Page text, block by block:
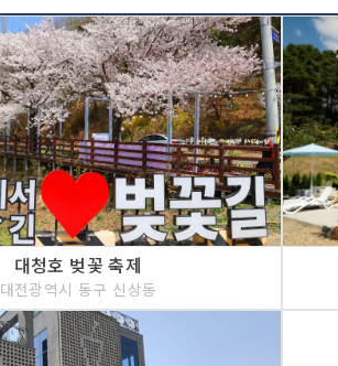
대청호 벚꽃 축제
대전광역시 동구 신상동